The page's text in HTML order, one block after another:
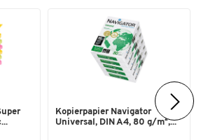
chlorfrei gebleicht
Kopierpapier Navigator
Universal, DIN A4, 80 g/m²,...